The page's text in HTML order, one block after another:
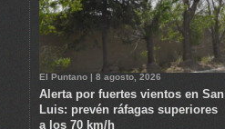
El Puntano | 8 agosto, 2026
Alerta por fuertes vientos en San
Luis: prevén ráfagas superiores
a los 70 km/h